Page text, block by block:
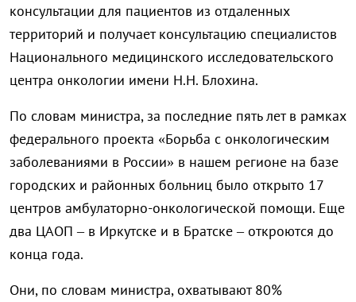
консультации для пациентов из отдаленных
территорий и получает консультацию специалистов
Национального медицинского исследовательского
центра онкологии имени Н.Н. Блохина.
По словам министра, за последние пять лет в рамках
федерального проекта «Борьба с онкологическим
заболеваниями в России» в нашем регионе на базе
городских и районных больниц было открыто 17
центров амбулаторно-онкологической помощи. Еще
два ЦАОП – в Иркутске и в Братске – откроются до
конца года.
Они, по словам министра, охватывают 80%